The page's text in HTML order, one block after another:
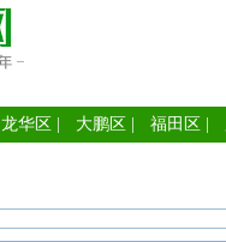
龙华区 大鹏区 福田区